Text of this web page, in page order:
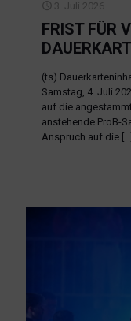
3. Juli 2026
FRIST FÜR
(ts)
Samstag, 4. Juli
auf die
anstehende ProB-
Anspruch auf die […]